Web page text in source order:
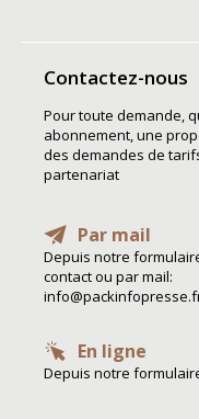
Contactez-nous
Pour toute demande,
abonnement, une
des demandes de
partenariat
Par mail
Depuis notre
contact ou par mail:
En ligne
Depuis notre